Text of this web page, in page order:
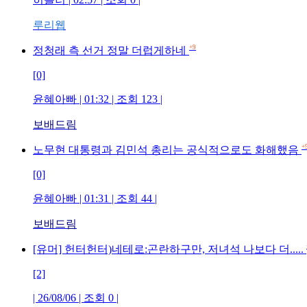
루리웹
정청래 측 선거 정말 더럽게하네 +9
[0]
윤혜아빠 | 01:32 | 조회 123 |
보배드림
노무현 대통령과 김민석 총리는 공식적으로도 화해했음
[0]
윤혜아빠 | 01:31 | 조회 44 |
보배드림
[유머] 헌터헌터)네테로:곤란하구만, 저녀석 나보다 더.....
[2]
| 26/08/06 | 조회 0 |